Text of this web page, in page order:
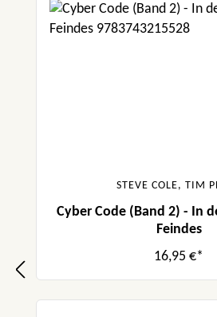
STEVE COLE, TIM
Cyber Code (Band 2) - In
Feindes
16,95 €*